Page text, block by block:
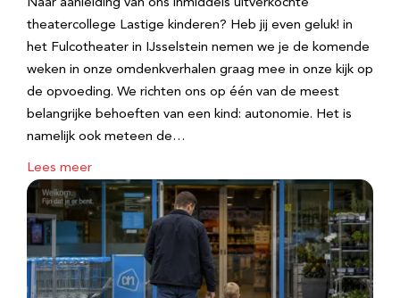
Naar aanleiding van ons inmiddels uitverkochte
theatercollege Lastige kinderen? Heb jij even geluk! in
het Fulcotheater in IJsselstein nemen we je de komende
weken in onze omdenkverhalen graag mee in onze kijk op
de opvoeding. We richten ons op één van de meest
belangrijke behoeften van een kind: autonomie. Het is
namelijk ook meteen de…
Lees meer